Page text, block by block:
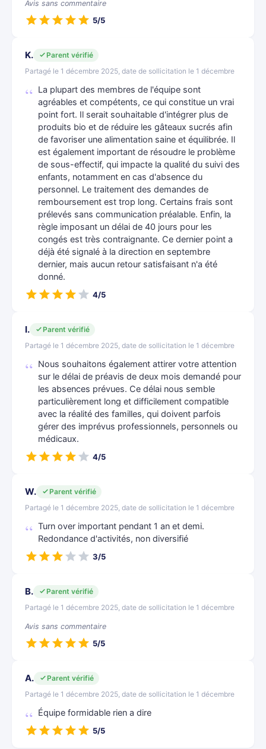
Avis sans commentaire
5/5
K.
Parent vérifié
Partagé le 1 décembre 2025, date de sollicitation le 1 décembre
La plupart des membres de l'équipe sont
agréables et compétents, ce qui constitue un vrai
point fort. Il serait souhaitable d'intégrer plus de
produits bio et de réduire les gâteaux sucrés afin
de favoriser une alimentation saine et équilibrée. Il
est également important de résoudre le problème
de sous-effectif, qui impacte la qualité du suivi des
enfants, notamment en cas d'absence du
personnel. Le traitement des demandes de
remboursement est trop long. Certains frais sont
prélevés sans communication préalable. Enfin, la
règle imposant un délai de 40 jours pour les
congés est très contraignante. Ce dernier point a
déjà été signalé à la direction en septembre
dernier, mais aucun retour satisfaisant n'a été
donné.
4/5
I.
Parent vérifié
Partagé le 1 décembre 2025, date de sollicitation le 1 décembre
Nous souhaitons également attirer votre attention
sur le délai de préavis de deux mois demandé pour
les absences prévues. Ce délai nous semble
particulièrement long et difficilement compatible
avec la réalité des familles, qui doivent parfois
gérer des imprévus professionnels, personnels ou
médicaux.
4/5
W.
Parent vérifié
Partagé le 1 décembre 2025, date de sollicitation le 1 décembre
Turn over important pendant 1 an et demi.
Redondance d'activités, non diversifié
3/5
B.
Parent vérifié
Partagé le 1 décembre 2025, date de sollicitation le 1 décembre
Avis sans commentaire
5/5
A.
Parent vérifié
Partagé le 1 décembre 2025, date de sollicitation le 1 décembre
Équipe formidable rien a dire
5/5